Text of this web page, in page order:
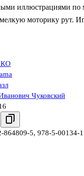
иллюстрациями по
моторику рут.
Чуковский
864809-5, 978-5-00134-